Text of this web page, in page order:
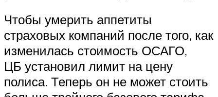
Чтобы умерить аппетиты
страховых компаний после того, как
изменилась стоимость ОСАГО,
ЦБ установил лимит на цену
полиса. Теперь он не может стоить